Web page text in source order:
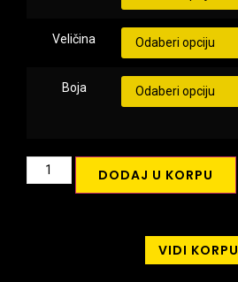
Veličina
Boja
DODAJ U KORPU
VIDI KORPU